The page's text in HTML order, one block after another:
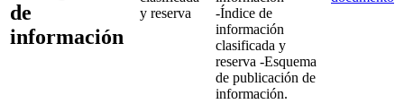
de
información
y reserva
-Índice de
información
clasificada y
reserva -Esquema
de publicación de
información.